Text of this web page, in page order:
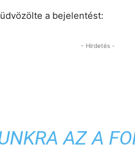
a bejelentést:
- Hirdetés -
AZ A